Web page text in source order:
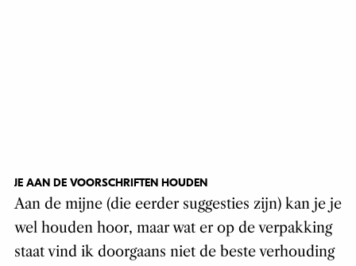
JE AAN DE VOORSCHRIFTEN HOUDEN
Aan de mijne (die eerder suggesties zijn) kan je je
wel houden hoor, maar wat er op de verpakking
staat vind ik doorgaans niet de beste verhouding